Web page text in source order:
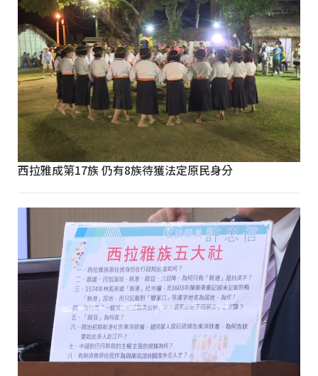
西拉雅成第17族 仍有8族待獲法定原民身分